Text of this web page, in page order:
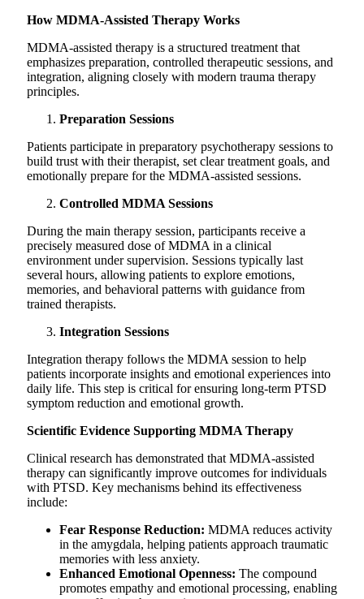
How MDMA-Assisted Therapy Works
MDMA-assisted therapy is a structured treatment that
emphasizes preparation, controlled therapeutic sessions, and
integration, aligning closely with modern trauma therapy
principles.
Preparation Sessions
Patients participate in preparatory psychotherapy sessions to
build trust with their therapist, set clear treatment goals, and
emotionally prepare for the MDMA-assisted sessions.
Controlled MDMA Sessions
During the main therapy session, participants receive a
precisely measured dose of MDMA in a clinical
environment under supervision. Sessions typically last
several hours, allowing patients to explore emotions,
memories, and behavioral patterns with guidance from
trained therapists.
Integration Sessions
Integration therapy follows the MDMA session to help
patients incorporate insights and emotional experiences into
daily life. This step is critical for ensuring long-term PTSD
symptom reduction and emotional growth.
Scientific Evidence Supporting MDMA Therapy
Clinical research has demonstrated that MDMA-assisted
therapy can significantly improve outcomes for individuals
with PTSD. Key mechanisms behind its effectiveness
include:
Fear Response Reduction: MDMA reduces activity
in the amygdala, helping patients approach traumatic
memories with less anxiety.
Enhanced Emotional Openness: The compound
promotes empathy and emotional processing, enabling